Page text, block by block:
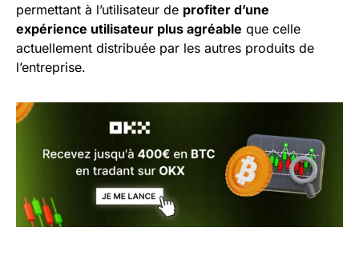
permettant à l’utilisateur de profiter d’une
expérience utilisateur plus agréable que celle
actuellement distribuée par les autres produits de
l’entreprise.